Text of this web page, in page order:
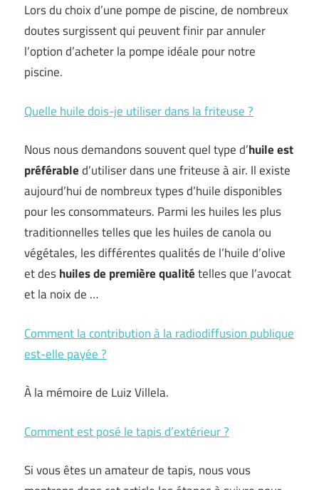
Lors du choix d’une pompe de piscine, de nombreux
doutes surgissent qui peuvent finir par annuler
l’option d’acheter la pompe idéale pour notre
piscine.
Quelle huile dois-je utiliser dans la friteuse ?
Nous nous demandons souvent quel type d’huile est
préférabled’utiliser dans une friteuse à air. Il existe
aujourd’hui de nombreux types d’huile disponibles
pour les consommateurs. Parmi les huiles les plus
traditionnelles telles que les huiles de canola ou
végétales, les différentes qualités de l’huile d’olive
et deshuiles de première qualitételles que l’avocat
et la noix de …
Comment la contribution à la radiodiffusion publique
est-elle payée ?
À la mémoire de Luiz Villela.
Comment est posé le tapis d’extérieur ?
Si vous êtes un amateur de tapis, nous vous